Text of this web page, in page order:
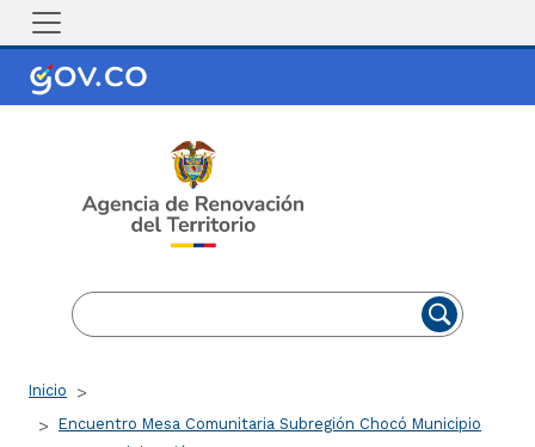
Pasar al contenido principal
Ruta de navegación
Inicio
Encuentro Mesa Comunitaria Subregión Chocó Municipio